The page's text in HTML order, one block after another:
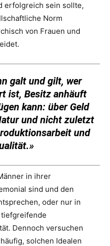
erfolgreich sein sollte,
Norm
von Frauen und
galt und gilt, wer
ist, Besitz anhäuft
kann: über Geld
und nicht zuletzt
und
in ihrer
sind und den
oder nur in
Dennoch versuchen
solchen Idealen